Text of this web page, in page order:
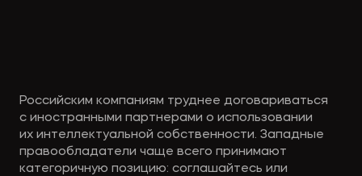
Российским компаниям труднее договариваться
с иностранными партнерами о использовании
их интеллектуальной собственности. Западные
правообладатели чаще всего принимают
категоричную позицию: соглашайтесь или